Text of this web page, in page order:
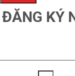
ĐĂNG KÝ